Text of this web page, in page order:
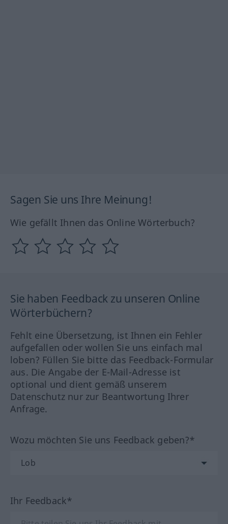
Sagen Sie uns Ihre Meinung!
Wie gefällt Ihnen das Online Wörterbuch?
Sie haben Feedback zu unseren Online
Wörterbüchern?
Fehlt eine Übersetzung, ist Ihnen ein Fehler
aufgefallen oder wollen Sie uns einfach mal
loben? Füllen Sie bitte das Feedback-Formular
aus. Die Angabe der E-Mail-Adresse ist
optional und dient gemäß unserem
Datenschutz nur zur Beantwortung Ihrer
Anfrage.
Wozu möchten Sie uns Feedback geben?*
Ihr Feedback*